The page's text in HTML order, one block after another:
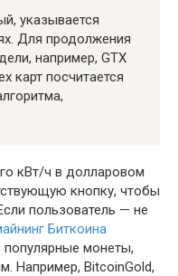
указывается
Для продолжения
например, GTX
карт посчитается
кВт/ч в долларовом
кнопку, чтобы
пользователь — не
Биткоина
популярные монеты,
Например, BitcoinGold,